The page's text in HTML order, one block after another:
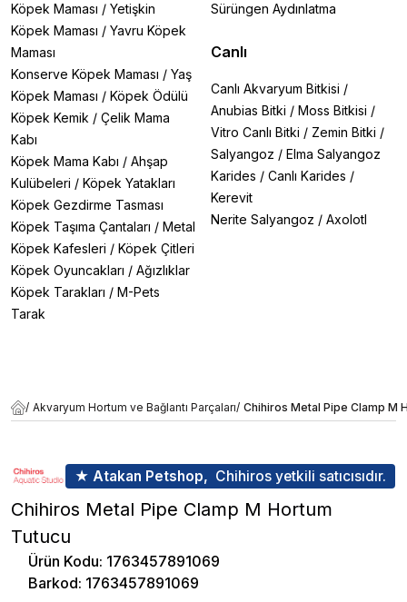
Köpek Maması / Yetişkin
Köpek Maması / Yavru Köpek
Maması
Konserve Köpek Maması / Yaş
Köpek Maması / Köpek Ödülü
Köpek Kemik / Çelik Mama
Kabı
Köpek Mama Kabı / Ahşap
Kulübeleri / Köpek Yatakları
Köpek Gezdirme Tasması
Köpek Taşıma Çantaları / Metal
Köpek Kafesleri / Köpek Çitleri
Köpek Oyuncakları / Ağızlıklar
Köpek Tarakları / M-Pets
Tarak
Sürüngen Aydınlatma
Canlı
Canlı Akvaryum Bitkisi /
Anubias Bitki / Moss Bitkisi /
Vitro Canlı Bitki / Zemin Bitki /
Salyangoz / Elma Salyangoz
Karides / Canlı Karides /
Kerevit
Nerite Salyangoz / Axolotl
/ Akvaryum Hortum ve Bağlantı Parçaları/ Chihiros Metal Pipe Clamp M
★ Atakan Petshop, Chihiros yetkili satıcısıdır.
Chihiros Metal Pipe Clamp M Hortum
Tutucu
Ürün Kodu: 1763457891069
Barkod: 1763457891069